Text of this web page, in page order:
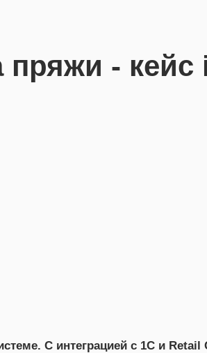
пряжи -
С интеграцией с 1С и Retail